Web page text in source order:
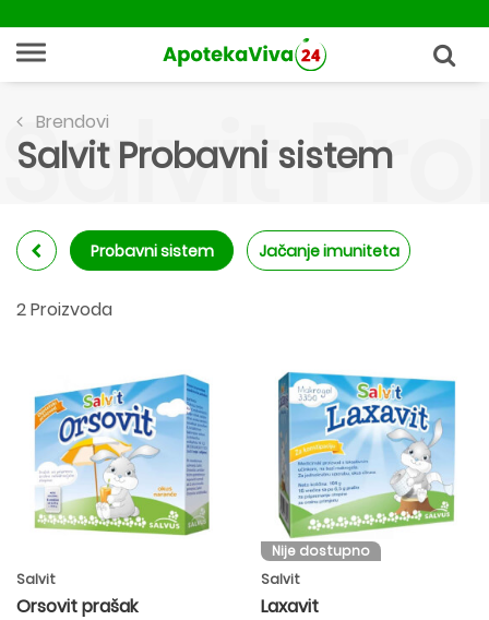
Brendovi
Salvit Probavni sistem
Salvit
Probavni sistem Jačanje imuniteta
2 Proizvoda
Salvit
Orsovit prašak
Nije dostupno
Salvit
Laxavit